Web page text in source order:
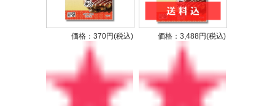
価格：370円(税込) 価格：3,488円(税込)